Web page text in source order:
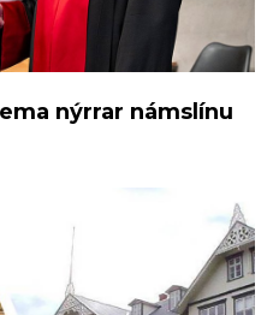
nýrrar námslínu